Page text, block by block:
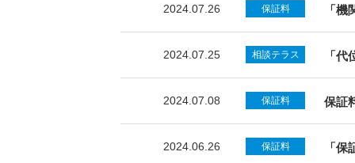
2024.07.26 保証料 「
2024.07.25 相談テラス 「
2024.07.08 保証料 保証
2024.06.26 保証料 「